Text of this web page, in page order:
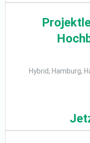
Hybrid, Hamburg,